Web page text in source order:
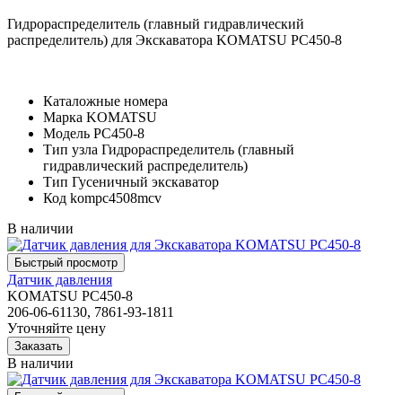
Гидрораспределитель (главный гидравлический
распределитель) для Экскаватора KOMATSU PC450-8
Каталожные номера
Марка KOMATSU
Модель PC450-8
Тип узла Гидрораспределитель (главный
гидравлический распределитель)
Тип Гусеничный экскаватор
Код kompc4508mcv
В наличии
Датчик давления
KOMATSU PC450-8
206-06-61130, 7861-93-1811
Уточняйте цену
В наличии